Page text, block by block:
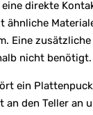
direkte
ähnliche
Eine
nicht benötigt.
ein
den Teller an